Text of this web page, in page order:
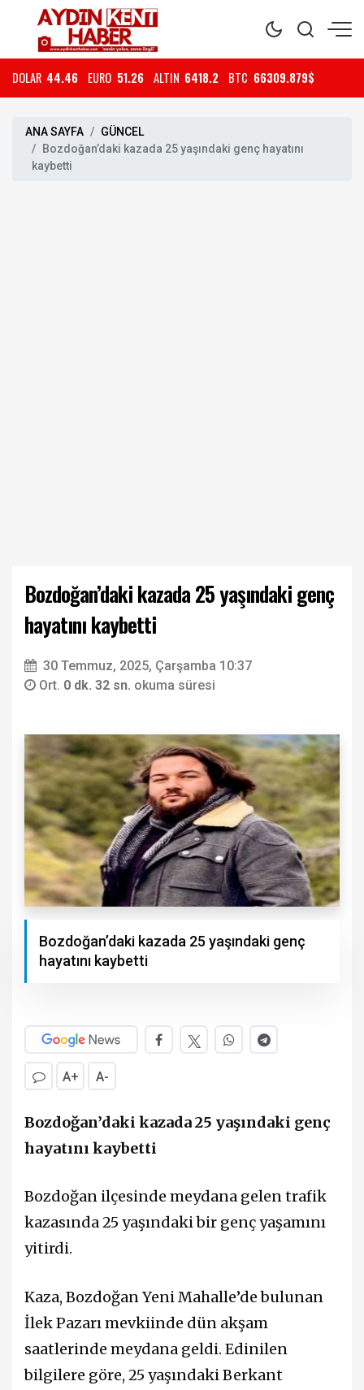
DOLAR 44.46 EURO 51.26 ALTIN 6418.2 BTC 66309.879$
ANA SAYFA
GÜNCEL
Bozdoğan’daki kazada 25 yaşındaki genç hayatını
kaybetti
Bozdoğan’daki kazada 25 yaşındaki genç
hayatını kaybetti
30 Temmuz, 2025, Çarşamba 10:37
Ort. 0 dk. 32 sn. okuma süresi
Bozdoğan’daki kazada 25 yaşındaki genç
hayatını kaybetti
A+ A-
Bozdoğan’daki kazada 25 yaşındaki genç
hayatını kaybetti
Bozdoğan ilçesinde meydana gelen trafik
kazasında 25 yaşındaki bir genç yaşamını
yitirdi.
Kaza, Bozdoğan Yeni Mahalle’de bulunan
İlek Pazarı mevkiinde dün akşam
saatlerinde meydana geldi. Edinilen
bilgilere göre, 25 yaşındaki Berkant